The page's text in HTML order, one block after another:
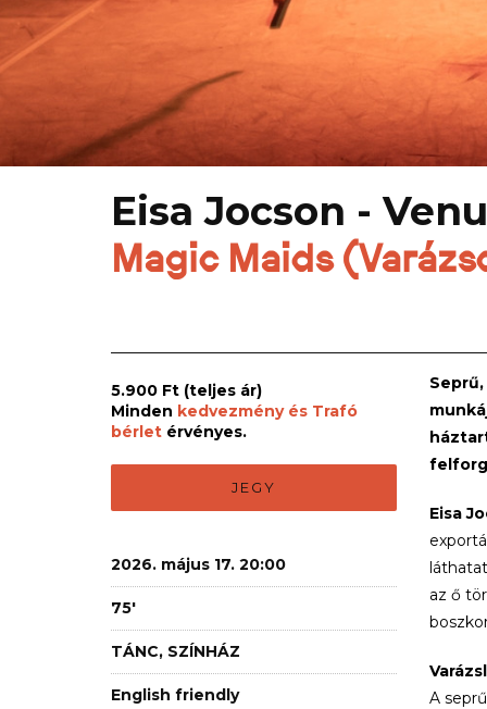
Eisa Jocson -
Magic Maids
5.900 Ft (teljes ár)
Minden kedvezmény és Trafó
bérlet érvényes.
JEGY
2026. május 17. 20:00
75'
TÁNC, SZÍNHÁZ
English friendly
Eisa
az ő
A